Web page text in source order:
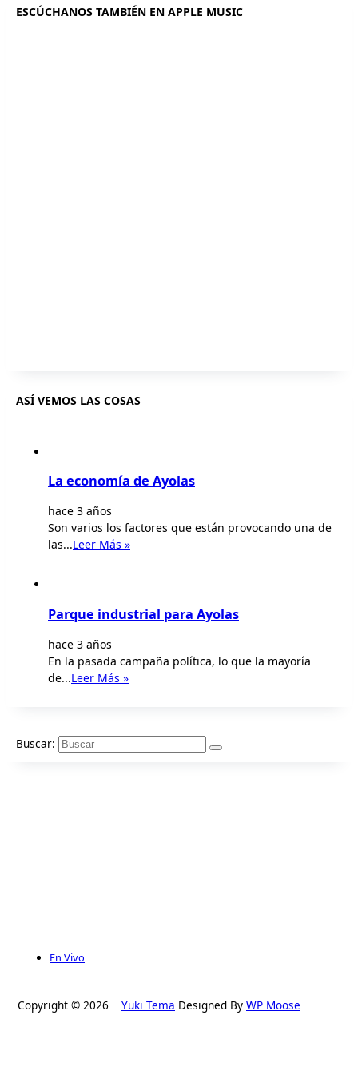
ESCÚCHANOS TAMBIÉN EN APPLE MUSIC
ASÍ VEMOS LAS COSAS
La economía de Ayolas
hace 3 años
Son varios los factores que están provocando una de
las...Leer Más »
Parque industrial para Ayolas
hace 3 años
En la pasada campaña política, lo que la mayoría
de...Leer Más »
Buscar:
En Vivo
Copyright © 2026 Yuki Tema Designed By WP Moose